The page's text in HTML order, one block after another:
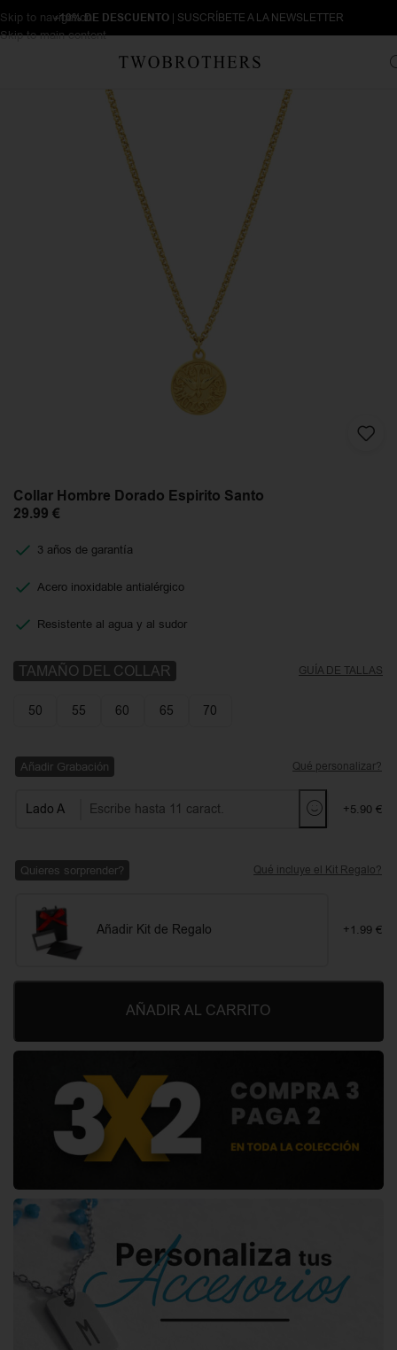
Skip to navigation
Skip to main content
+10% DE DESCUENTO | SUSCRÍBETE A LA NEWSLETTER
Collares de hombre
Collar Hombre Dorado Espirito Santo
29.99 €
3 años de garantía
Acero inoxidable antialérgico
Resistente al agua y al sudor
TAMAÑO DEL COLLAR GUÍA DE TALLAS
50 55 60 65 70
Añadir Grabación Qué personalizar?
Lado A +5.90 €
Quieres sorprender? Qué incluye el Kit Regalo?
Añadir Kit de Regalo +1.99 €
AÑADIR AL CARRITO